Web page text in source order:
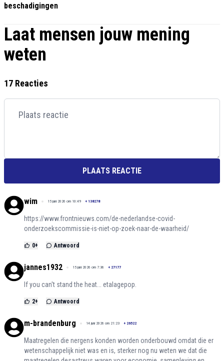
beschadigingen
Laat mensen jouw mening
weten
17 Reacties
PLAATS REACTIE
wim 15 juni 2026 om 10:49 + 138278
https://www.frontnieuws.com/de-nederlandse-covid-
onderzoekscommissie-is-niet-op-zoek-naar-de-waarheid/
0+ Antwoord
jannes1932 15 juni 2026 om 7:36 + 27177
If you can't stand the heat... etalagepop.
2+ Antwoord
m-brandenburg 14 juni 2026 om 21:23 + 26522
Maatregelen die nergens konden worden onderbouwd omdat die er
wetenschappelijk niet was en is, sterker nog nu weten we dat die